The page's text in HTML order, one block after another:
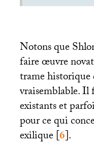
Notons que
faire œuvre
trame historique
vraisemblable. Il
existants et
pour ce qui
exilique[6].